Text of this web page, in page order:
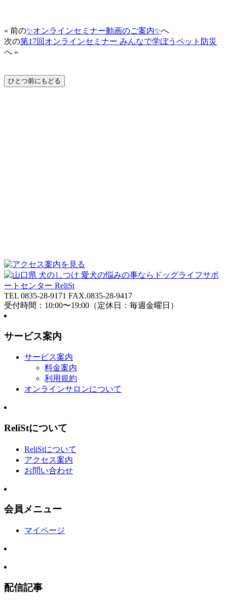
« 前の✨️オンラインセミナー動画のご案内✨️へ
次の第17回オンラインセミナー みんなで学ぼうペット防災
へ »
TEL 0835-28-9171 FAX.0835-28-9417
受付時間：10:00〜19:00（定休日：毎週金曜日）
サービス案内
サービス案内
料金案内
利用規約
オンラインサロンについて
ReliStについて
ReliStについて
アクセス案内
お問い合わせ
会員メニュー
マイページ
配信記事